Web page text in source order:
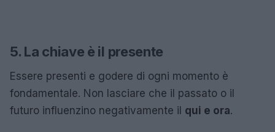
5. La chiave è il presente
Essere presenti e godere di ogni momento è
fondamentale. Non lasciare che il passato o il
futuro influenzino negativamente il qui e ora.